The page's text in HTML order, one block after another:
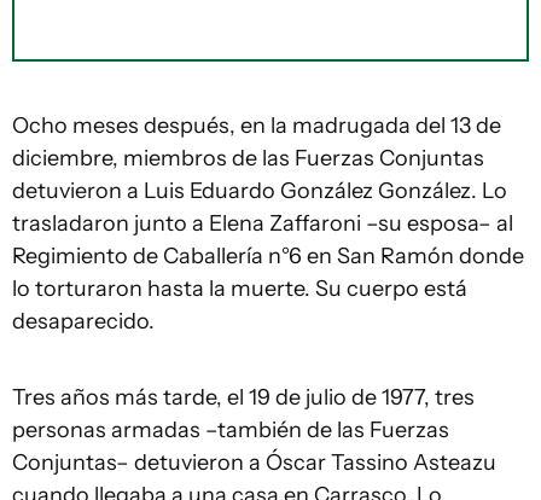
Ocho meses después, en la madrugada del 13 de
diciembre, miembros de las Fuerzas Conjuntas
detuvieron a Luis Eduardo González González. Lo
trasladaron junto a Elena Zaffaroni –su esposa– al
Regimiento de Caballería n°6 en San Ramón donde
lo torturaron hasta la muerte. Su cuerpo está
desaparecido.
Tres años más tarde, el 19 de julio de 1977, tres
personas armadas –también de las Fuerzas
Conjuntas– detuvieron a Óscar Tassino Asteazu